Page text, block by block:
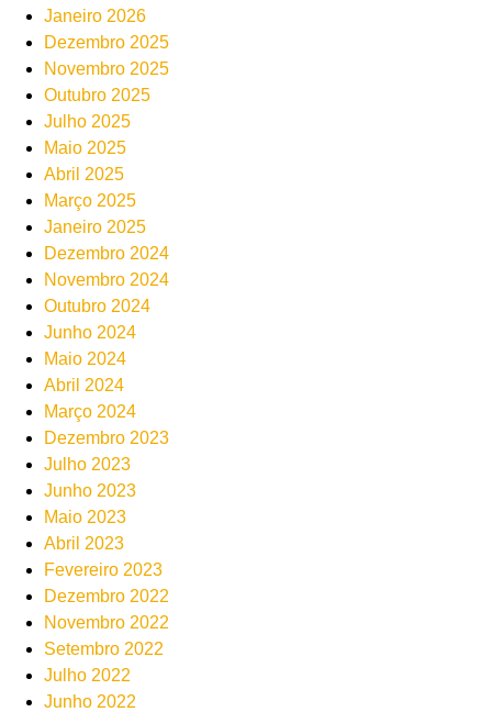
Janeiro 2026
Dezembro 2025
Novembro 2025
Outubro 2025
Julho 2025
Maio 2025
Abril 2025
Março 2025
Janeiro 2025
Dezembro 2024
Novembro 2024
Outubro 2024
Junho 2024
Maio 2024
Abril 2024
Março 2024
Dezembro 2023
Julho 2023
Junho 2023
Maio 2023
Abril 2023
Fevereiro 2023
Dezembro 2022
Novembro 2022
Setembro 2022
Julho 2022
Junho 2022